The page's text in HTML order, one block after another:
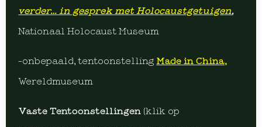
verder… in gesprek met Holocaustgetuigen,
Nationaal Holocaust Museum
-onbepaald, tentoonstelling Made in China,
Wereldmuseum
Vaste Tentoonstellingen (klik op